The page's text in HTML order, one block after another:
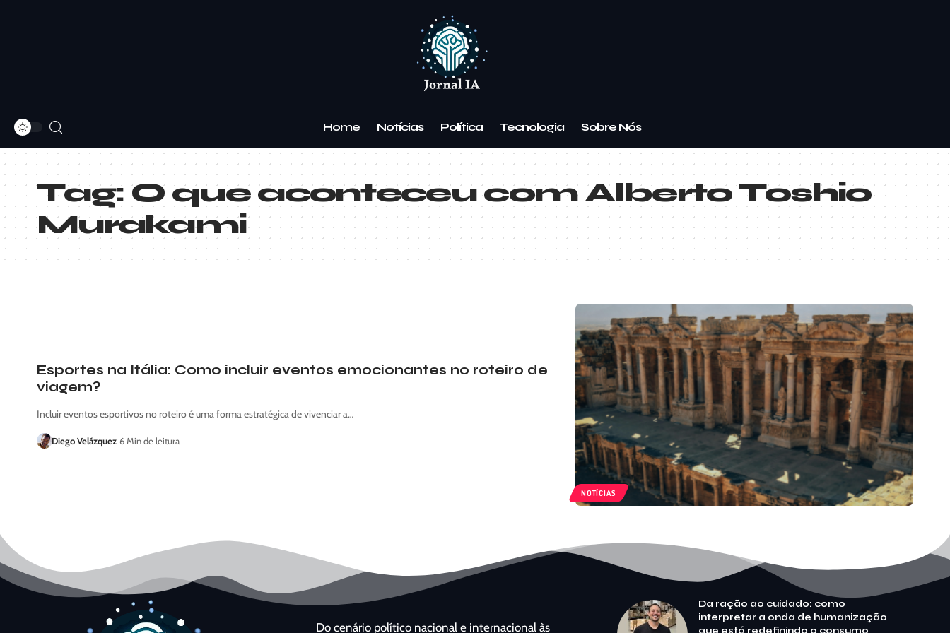
Home Notícias Política Tecnologia Sobre Nós
Tag: O que aconteceu com Alberto Toshio
Murakami
NOTÍCIAS
Esportes na Itália: Como incluir eventos emocionantes no roteiro de
viagem?
Incluir eventos esportivos no roteiro é uma forma estratégica de vivenciar a…
Diego Velázquez 6 Min de leitura
Do cenário político nacional e internacional às
Da ração ao cuidado: como
interpretar a onda de humanização